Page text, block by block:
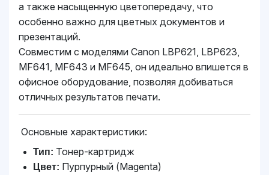
а также насыщенную цветопередачу, что
особенно важно для цветных документов и
презентаций.
Совместим с моделями Canon LBP621, LBP623,
MF641, MF643 и MF645, он идеально впишется в
офисное оборудование, позволяя добиваться
отличных результатов печати.
Основные характеристики:
Тип: Тонер-картридж
Цвет: Пурпурный (Magenta)